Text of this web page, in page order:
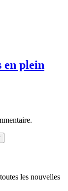
en plein
les nouvelles